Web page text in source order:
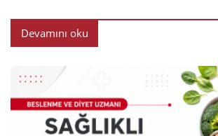
Devamını oku